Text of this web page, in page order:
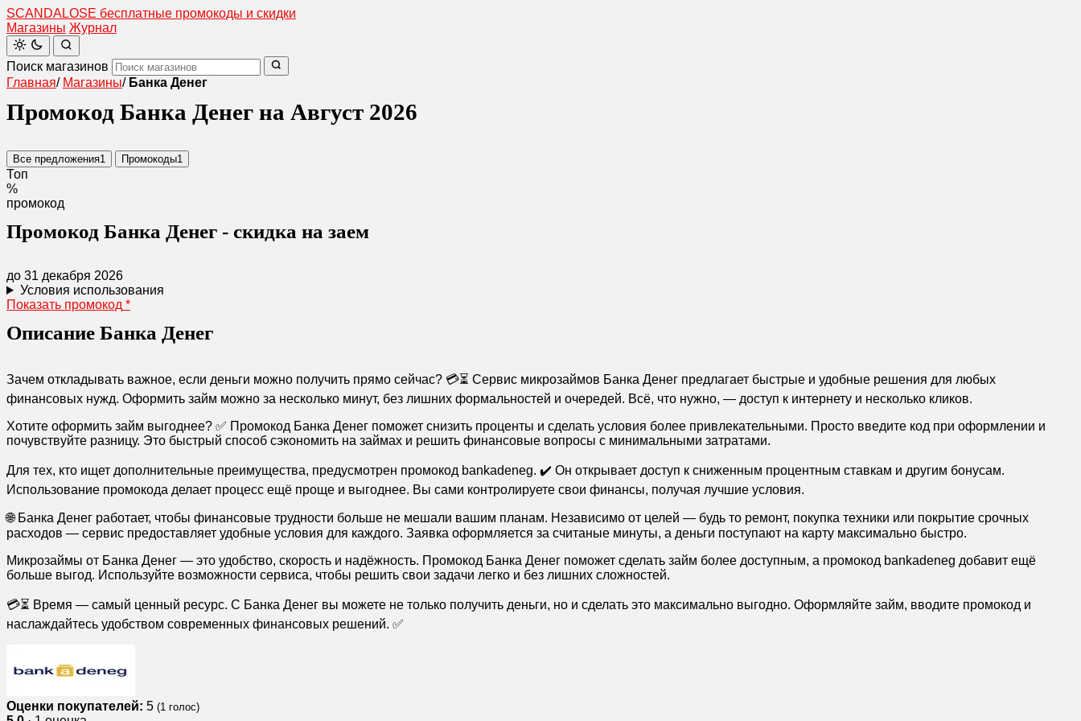
SCANDALOSE бесплатные промокоды и скидки
Магазины Журнал
Поиск магазинов
Главная/ Магазины/ Банка Денег
Промокод Банка Денег на Август 2026
Все предложения1 Промокоды1
Топ
%
промокод
Промокод Банка Денег - скидка на заем
до 31 декабря 2026
Условия использования
Показать промокод *
Описание Банка Денег
Зачем откладывать важное, если деньги можно получить прямо сейчас? 💳⏳ Сервис микрозаймов Банка Денег предлагает быстрые и удобные решения для любых
финансовых нужд. Оформить займ можно за несколько минут, без лишних формальностей и очередей. Всё, что нужно, — доступ к интернету и несколько кликов.
Хотите оформить займ выгоднее? ✅ Промокод Банка Денег поможет снизить проценты и сделать условия более привлекательными. Просто введите код при оформлении и
почувствуйте разницу. Это быстрый способ сэкономить на займах и решить финансовые вопросы с минимальными затратами.
Для тех, кто ищет дополнительные преимущества, предусмотрен промокод bankadeneg. ✔️ Он открывает доступ к сниженным процентным ставкам и другим бонусам.
Использование промокода делает процесс ещё проще и выгоднее. Вы сами контролируете свои финансы, получая лучшие условия.
🌐 Банка Денег работает, чтобы финансовые трудности больше не мешали вашим планам. Независимо от целей — будь то ремонт, покупка техники или покрытие срочных
расходов — сервис предоставляет удобные условия для каждого. Заявка оформляется за считаные минуты, а деньги поступают на карту максимально быстро.
Микрозаймы от Банка Денег — это удобство, скорость и надёжность. Промокод Банка Денег поможет сделать займ более доступным, а промокод bankadeneg добавит ещё
больше выгод. Используйте возможности сервиса, чтобы решить свои задачи легко и без лишних сложностей.
💳⏳ Время — самый ценный ресурс. С Банка Денег вы можете не только получить деньги, но и сделать это максимально выгодно. Оформляйте займ, вводите промокод и
наслаждайтесь удобством современных финансовых решений. ✅
Оценки покупателей: 5 (1 голос)